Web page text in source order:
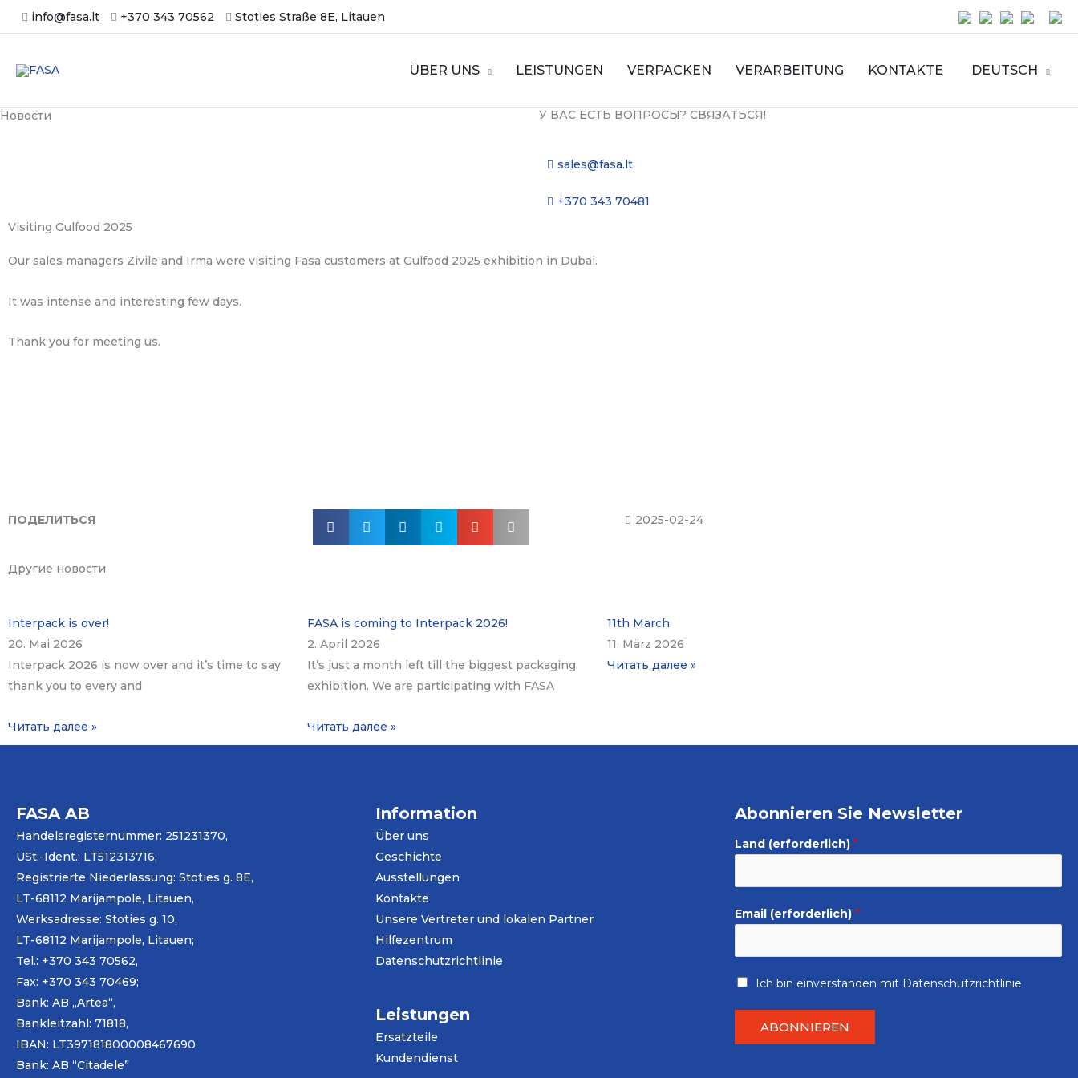
Zum
Inhalt
info@fasa.lt +370 343 70562 Stoties Straße 8E, Litauen
ÜBER UNS LEISTUNGEN VERPACKEN VERARBEITUNG KONTAKTE DEUTSCH
Новости У ВАС ЕСТЬ ВОПРОСЫ? СВЯЗАТЬСЯ!
sales@fasa.lt
+370 343 70481
Visiting Gulfood 2025
Our sales managers Zivile and Irma were visiting Fasa customers at Gulfood 2025 exhibition in Dubai.
It was intense and interesting few days.
Thank you for meeting us.
ПОДЕЛИТЬСЯ 2025-02-24
Другие новости
Interpack is over!
20. Mai 2026
Interpack 2026 is now over and it’s time to say
thank you to every and
Читать далее »
FASA is coming to Interpack 2026!
2. April 2026
It’s just a month left till the biggest packaging
exhibition. We are participating with FASA
Читать далее »
11th March
11. März 2026
Читать далее »
FASA AB
Handelsregisternummer: 251231370,
USt.-Ident.: LT512313716,
Registrierte Niederlassung: Stoties g. 8E,
LT-68112 Marijampole, Litauen,
Werksadresse: Stoties g. 10,
LT-68112 Marijampole, Litauen;
Tel.: +370 343 70562,
Fax: +370 343 70469;
Bank: AB „Artea“,
Bankleitzahl: 71818,
IBAN: LT397181800008467690
Bank: AB “Citadele”
Information
Über uns
Geschichte
Ausstellungen
Kontakte
Unsere Vertreter und lokalen Partner
Hilfezentrum
Datenschutzrichtlinie
Leistungen
Ersatzteile
Kundendienst
Abonnieren Sie Newsletter
Land (erforderlich) *
Email (erforderlich) *
Ich bin einverstanden mit Datenschutzrichtlinie
ABONNIEREN